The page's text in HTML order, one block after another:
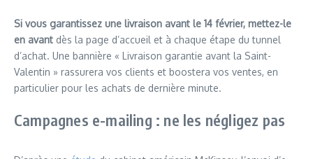
Si vous garantissez une livraison avant le 14 février, mettez-le
en avant dès la page d’accueil et à chaque étape du tunnel
d’achat. Une bannière « Livraison garantie avant la Saint-
Valentin » rassurera vos clients et boostera vos ventes, en
particulier pour les achats de dernière minute.
Campagnes e-mailing : ne les négligez pas